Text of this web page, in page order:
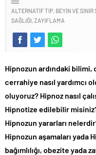
ALTERNATIF TIP BEYIN VE SINIR
SAĞLIĞI ZAYIFLAMA
Hipnozun ardındaki bilimi,
cerrahiye nasıl yardımcı
oluyoruz? Hipnoz nasıl
Hipnotize edilebilir
Hipnozun yararları
Hipnozun aşamaları yada
bağımlılığı, obezite yada